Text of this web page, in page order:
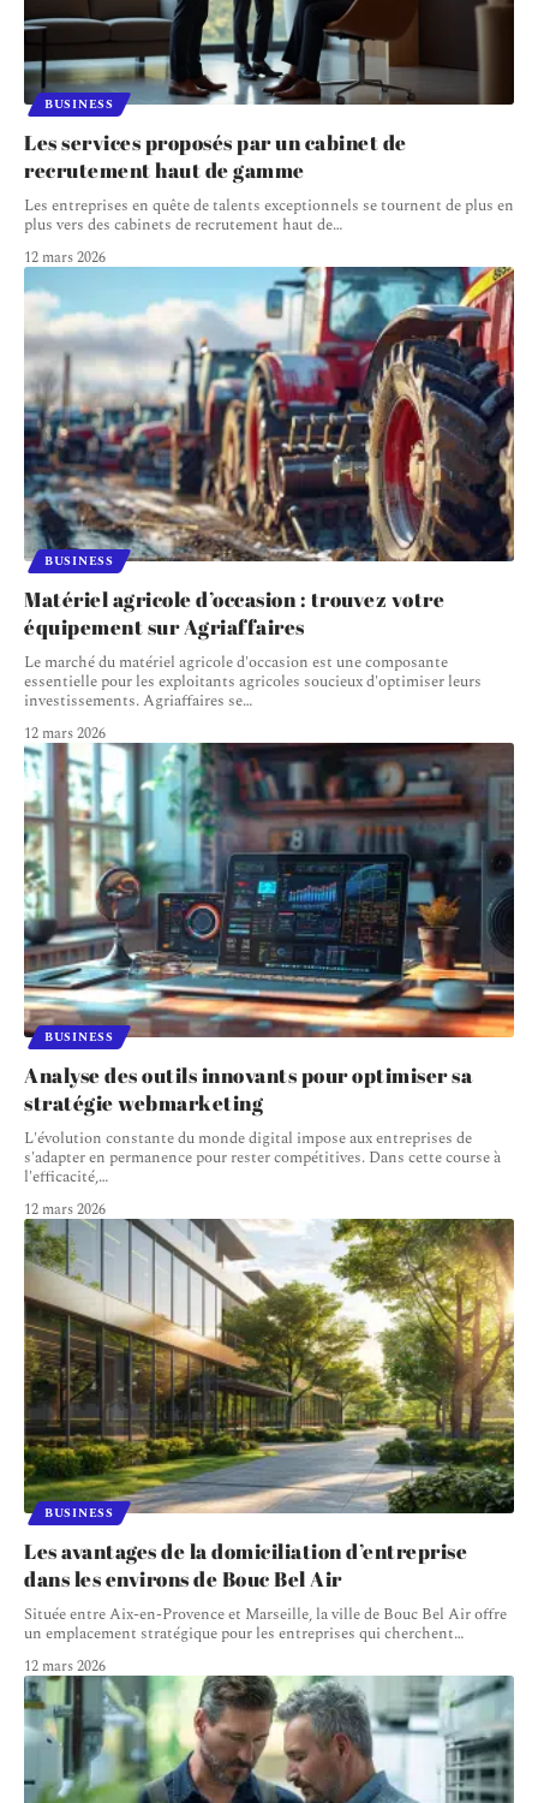
BUSINESS
Les services proposés par un cabinet de
recrutement haut de gamme
Les entreprises en quête de talents exceptionnels se tournent de plus en
plus vers des cabinets de recrutement haut de…
12 mars 2026
BUSINESS
Matériel agricole d’occasion : trouvez votre
équipement sur Agriaffaires
Le marché du matériel agricole d'occasion est une composante
essentielle pour les exploitants agricoles soucieux d'optimiser leurs
investissements. Agriaffaires se…
12 mars 2026
BUSINESS
Analyse des outils innovants pour optimiser sa
stratégie webmarketing
L'évolution constante du monde digital impose aux entreprises de
s'adapter en permanence pour rester compétitives. Dans cette course à
l'efficacité,…
12 mars 2026
BUSINESS
Les avantages de la domiciliation d’entreprise
dans les environs de Bouc Bel Air
Située entre Aix-en-Provence et Marseille, la ville de Bouc Bel Air offre
un emplacement stratégique pour les entreprises qui cherchent…
12 mars 2026